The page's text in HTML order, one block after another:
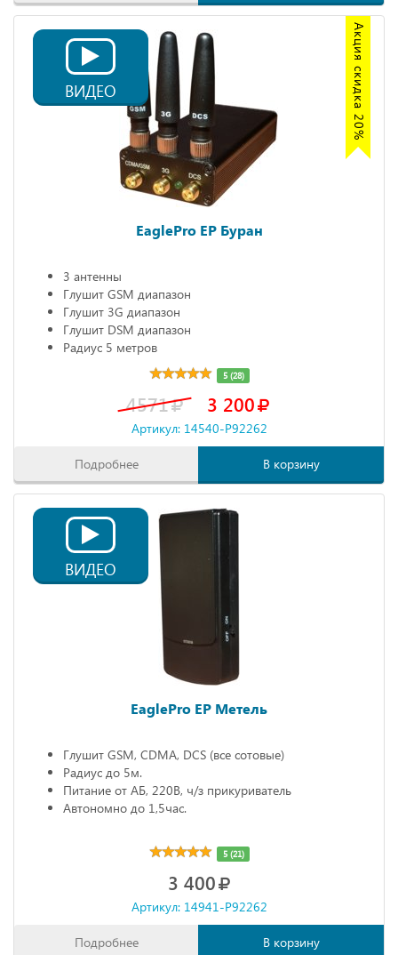
Акция скидка 20%
ВИДЕО
EaglePro EP Буран
3 антенны
Глушит GSM диапазон
Глушит 3G диапазон
Глушит DSM диапазон
Радиус 5 метров
5 (28)
4571 3 200
Артикул: 14540-P92262
Подробнее В корзину
ВИДЕО
EaglePro EP Метель
Глушит GSM, CDMA, DCS (все сотовые)
Радиус до 5м.
Питание от АБ, 220В, ч/з прикуриватель
Автономно до 1,5час.
5 (21)
3 400
Артикул: 14941-P92262
Подробнее В корзину